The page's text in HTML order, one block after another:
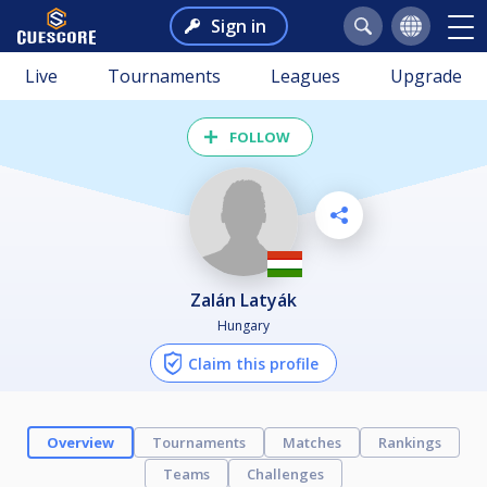
Sign in
Live Tournaments Leagues Upgrade
FOLLOW
Zalán Latyák
Hungary
Claim this profile
Overview Tournaments Matches
Rankings
Teams
Challenges